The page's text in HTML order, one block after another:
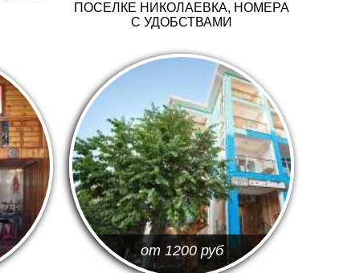
ПОСЕЛКЕ НИКОЛАЕВКА, НОМЕРА
С УДОБСТВАМИ
от 1200руб